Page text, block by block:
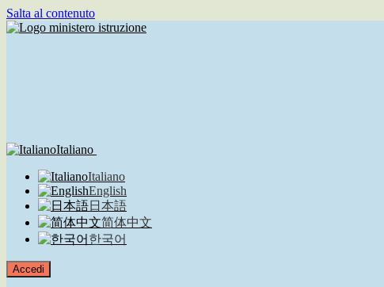
Salta al contenuto
Italiano
Italiano
English
日本語
简体中文
한국어
Accedi